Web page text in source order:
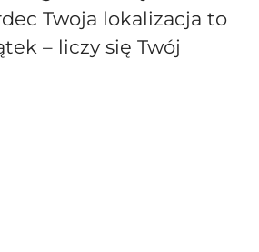
Twoja lokalizacja to
– liczy się Twój